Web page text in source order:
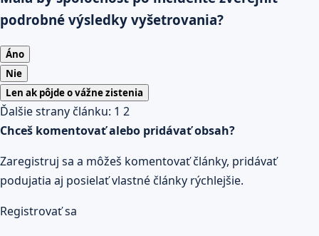
podrobné výsledky vyšetrovania?
Áno
Nie
Len ak pôjde o vážne zistenia
Ďalšie strany článku: 1 2
Chceš komentovať alebo pridávať obsah?
Zaregistruj sa a môžeš komentovať články, pridávať
podujatia aj posielať vlastné články rýchlejšie.
Registrovať sa